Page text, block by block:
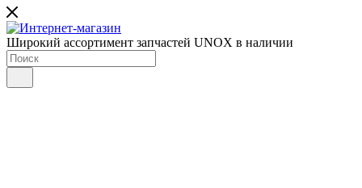
Широкий ассортимент запчастей UNOX в наличии